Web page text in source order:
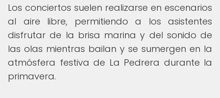
Los conciertos suelen realizarse en escenarios
al aire libre, permitiendo a los asistentes
disfrutar de la brisa marina y del sonido de
las olas mientras bailan y se sumergen en la
atmósfera festiva de La Pedrera durante la
primavera.